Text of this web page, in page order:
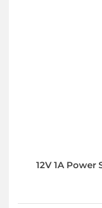
12V 1A Power